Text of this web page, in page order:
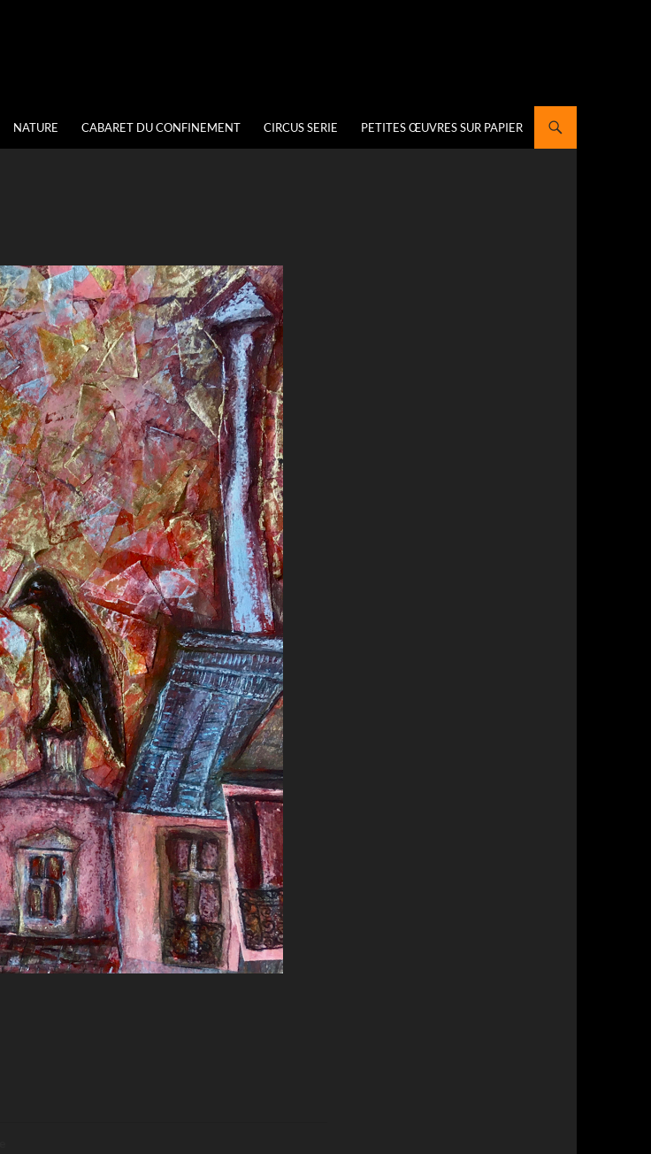
NATURE CABARET DU CONFINEMENT CIRCUS SERIE PETITES ŒUVRES SUR PAPIER